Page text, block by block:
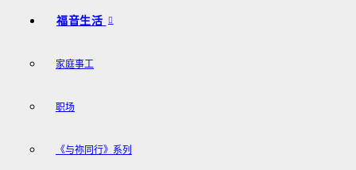
福音生活
家庭事工
职场
《与祢同行》系列